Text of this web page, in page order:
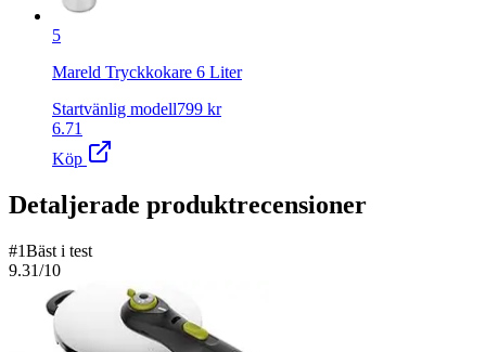
5
Mareld Tryckkokare 6 Liter
Startvänlig modell799 kr
6.71
Köp
Detaljerade produktrecensioner
#1Bäst i test
9.31/10